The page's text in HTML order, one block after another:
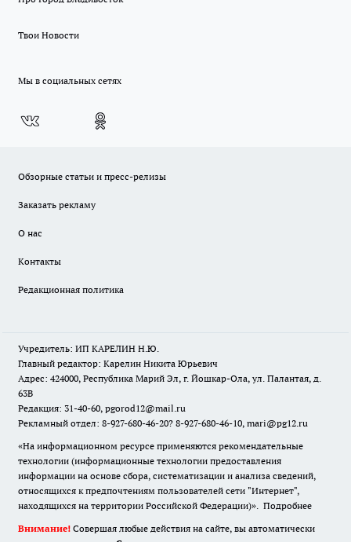
Твои Новости
Мы в социальных сетях
Обзорные статьи и пресс-релизы
Заказать рекламу
О нас
Контакты
Редакционная политика
Учредитель: ИП КАРЕЛИН Н.Ю.
Главный редактор: Карелин Никита Юрьевич
Адрес: 424000, Республика Марий Эл, г. Йошкар-Ола, ул. Палантая, д.
63В
Редакция: 31-40-60, pgorod12@mail.ru
Рекламный отдел: 8-927-680-46-20? 8-927-680-46-10, mari@pg12.ru
«На информационном ресурсе применяются рекомендательные
технологии (информационные технологии предоставления
информации на основе сбора, систематизации и анализа сведений,
относящихся к предпочтениям пользователей сети "Интернет",
находящихся на территории Российской Федерации)». Подробнее
Внимание! Совершая любые действия на сайте, вы автоматически